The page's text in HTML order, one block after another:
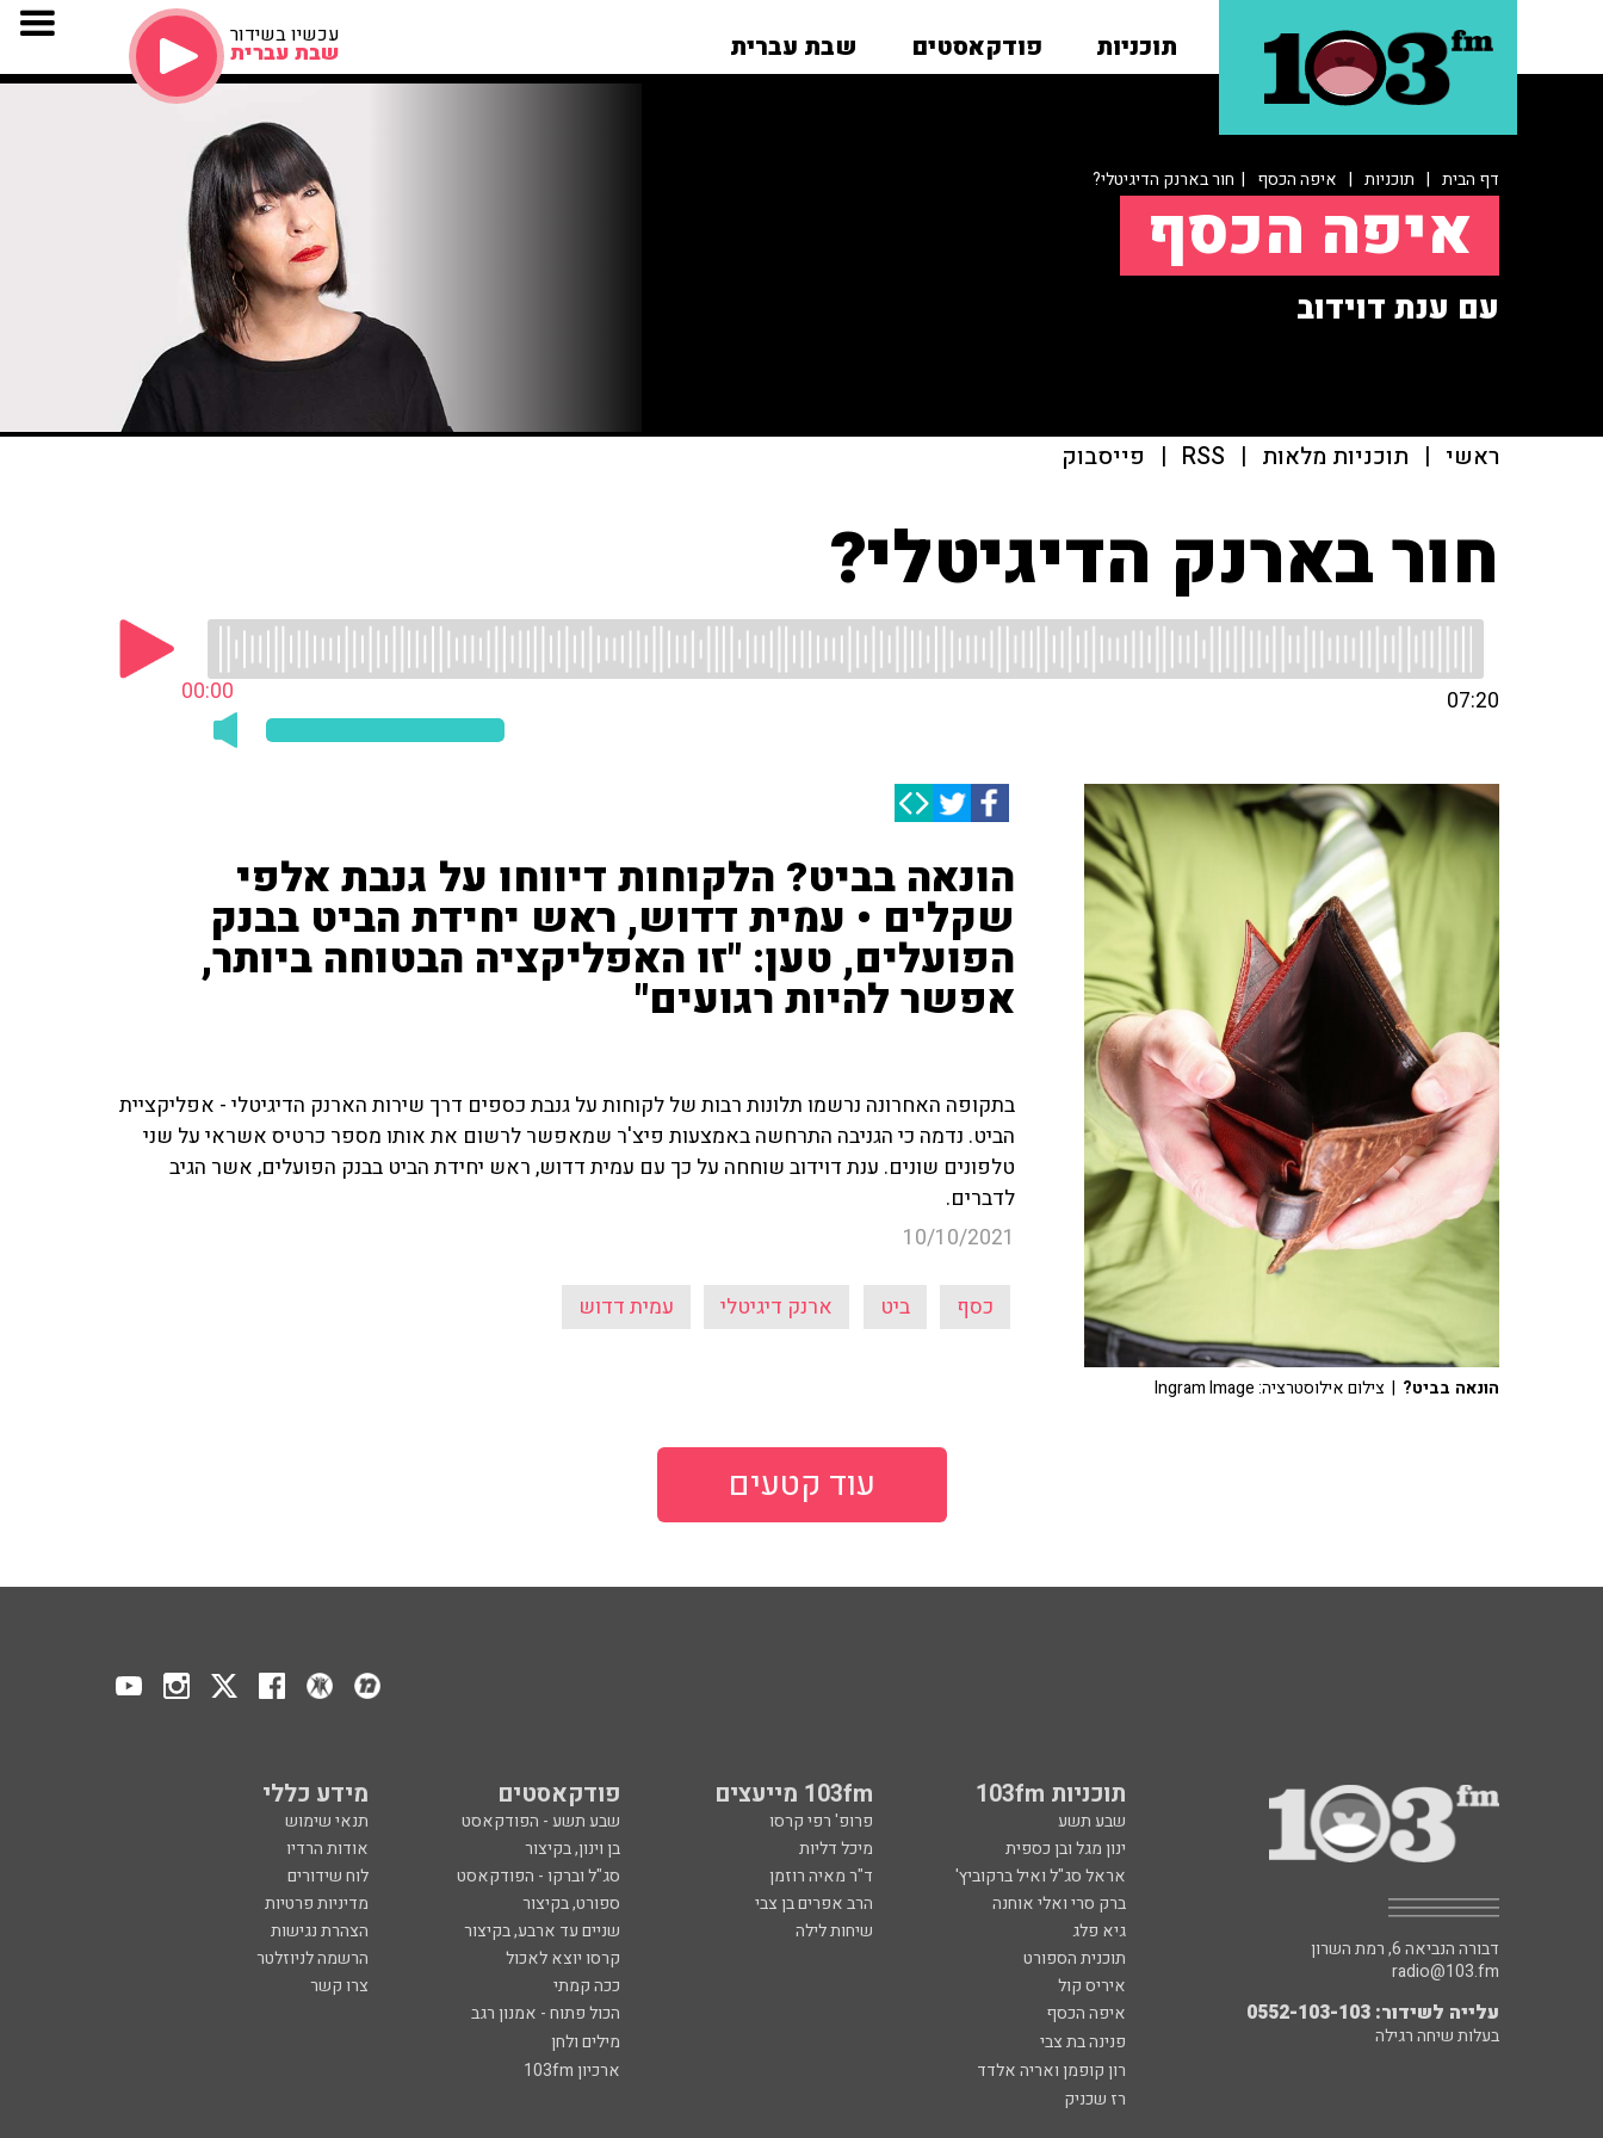
תוכניות פודקאסטים שבת עברית עכשיו בשידור
שבת עברית
דף הבית | תוכניות | איפה הכסף | חור בארנק הדיגיטלי?
איפה הכסף
עם ענת דוידוב
ראשי | תוכניות מלאות |
RSS
| פייסבוק
חור בארנק הדיגיטלי?
00:00 07:20
הונאה בביט? הלקוחות דיווחו על גנבת אלפי
שקלים • עמית דדוש, ראש יחידת הביט בבנק
הפועלים, טען: "זו האפליקציה הבטוחה ביותר,
אפשר להיות רגועים"
בתקופה האחרונה נרשמו תלונות רבות של לקוחות על גנבת כספים דרך שירות הארנק הדיגיטלי - אפליקציית
הביט. נדמה כי הגניבה התרחשה באמצעות פיצ'ר שמאפשר לרשום את אותו מספר כרטיס אשראי על שני
טלפונים שונים. ענת דוידוב שוחחה על כך עם עמית דדוש, ראש יחידת הביט בבנק הפועלים, אשר הגיב
לדברים.
10/10/2021
כסף ביט ארנק דיגיטלי עמית דדוש
הונאה בביט? | צילום אילוסטרציה: Ingram Image
עוד קטעים
תוכניות 103fm 103fm מייעצים פודקאסטים מידע כללי
שבע תשע פרופ' רפי קרסו שבע תשע - הפודקאסט
תנאי שימוש
ינון מגל ובן כספית
מיכל דליות בן וינון, בקיצור
אודות הרדיו
אראל סג"ל ואיל ברקוביץ'
ד"ר מאיה רוזמן סג"ל וברקו - הפודקאסט
לוח שידורים
ברק סרי ואלי אוחנה
הרב אפרים בן צבי ספורט, בקיצור
מדיניות פרטיות
גיא פלג
שיחות לילה שניים עד ארבע, בקיצור
הצהרת נגישות
תוכנית הספורט
קרסו יוצא לאכול
הרשמה לניוזלטר
איריס קול
ככה קמתי
צרו קשר
איפה הכסף
הכול פתוח - אמנון רגב
פנינה בת צבי
מילים ולחן
רון קופמן ואריה אלדד
ארכיון 103fm
רז שכניק
דבורה הנביאה 6, רמת השרון
radio@103.fm
עלייה לשידור: 0552-103-103
בעלות שיחה רגילה